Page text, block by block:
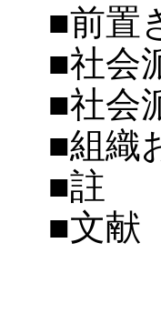
■前置
■社会
■社会
■組織
■註
■文献